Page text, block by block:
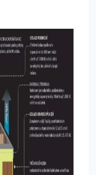
Jsou
potřeba
fungování
Statistiky
Abychom
mohli
zlepšit
funkčnost
a
strukturu